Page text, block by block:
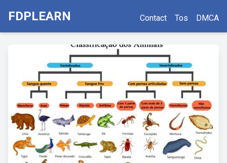
FDPLEARN Contact Tos DMCA